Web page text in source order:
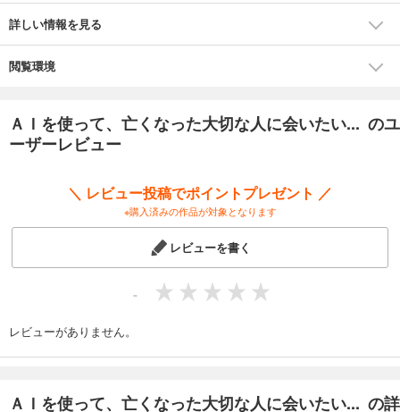
詳しい情報を見る
閲覧環境
ＡＩを使って、亡くなった大切な人に会いたい... のユ
ーザーレビュー
＼ レビュー投稿でポイントプレゼント ／
※購入済みの作品が対象となります
レビューを書く
-
レビューがありません。
ＡＩを使って、亡くなった大切な人に会いたい... の詳